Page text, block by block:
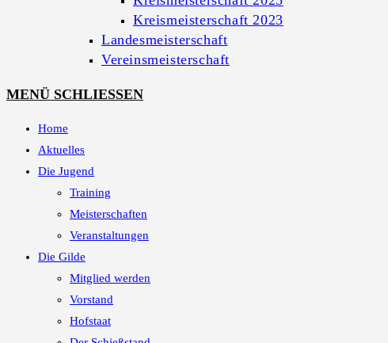
Kreismeisterschaft 2023
Landesmeisterschaft
Vereinsmeisterschaft
MENÜ SCHLIESSEN
Home
Aktuelles
Die Jugend
Training
Meisterschaften
Veranstaltungen
Die Gilde
Mitglied werden
Vorstand
Hofstaat